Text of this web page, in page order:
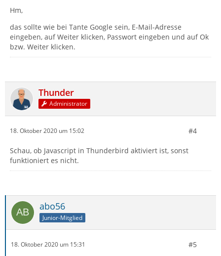
Hm,
das sollte wie bei Tante Google sein, E-Mail-Adresse
eingeben, auf Weiter klicken, Passwort eingeben und auf Ok
bzw. Weiter klicken.
Thunder
Administrator
18. Oktober 2020 um 15:02 #4
Schau, ob Javascript in Thunderbird aktiviert ist, sonst
funktioniert es nicht.
abo56
Junior-Mitglied
18. Oktober 2020 um 15:31 #5